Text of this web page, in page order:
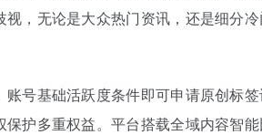
，无论是大众热门资讯，还是细分冷
号基础活跃度条件即可申请原创标
护多重权益。平台搭载全域内容智